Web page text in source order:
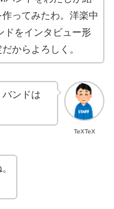
ってみたわ。洋楽中
ドをインタビュー形
からよろしく。
TeXTeX
ンドは